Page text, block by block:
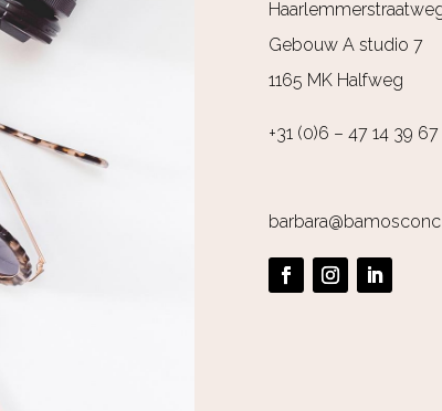
Gebouw A studio 7
1165 MK Halfweg
+31 (0)6 – 47 14 39 67